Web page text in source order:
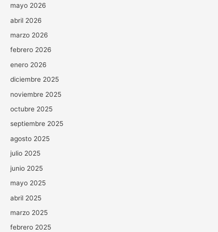
mayo 2026
abril 2026
marzo 2026
febrero 2026
enero 2026
diciembre 2025
noviembre 2025
octubre 2025
septiembre 2025
agosto 2025
julio 2025
junio 2025
mayo 2025
abril 2025
marzo 2025
febrero 2025